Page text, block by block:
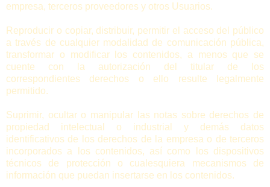
empresa, terceros proveedores y otros Usuarios.
Reproducir o copiar, distribuir, permitir el acceso del público
a través de cualquier modalidad de comunicación pública,
transformar o modificar los contenidos, a menos que se
cuente con la autorización del titular de los
correspondientes derechos o ello resulte legalmente
permitido.
Suprimir, ocultar o manipular las notas sobre derechos de
propiedad intelectual o industrial y demás datos
identificativos de los derechos de la empresa o de terceros
incorporados a los contenidos, así como los dispositivos
técnicos de protección o cualesquiera mecanismos de
información que puedan insertarse en los contenidos.